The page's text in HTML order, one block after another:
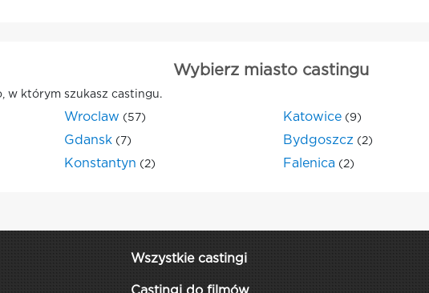
Wybierz miasto castingu
w którym szukasz castingu.
Wroclaw (57) Katowice (9)
Gdansk (7) Bydgoszcz (2)
Konstantyn (2) Falenica (2)
Wszystkie castingi